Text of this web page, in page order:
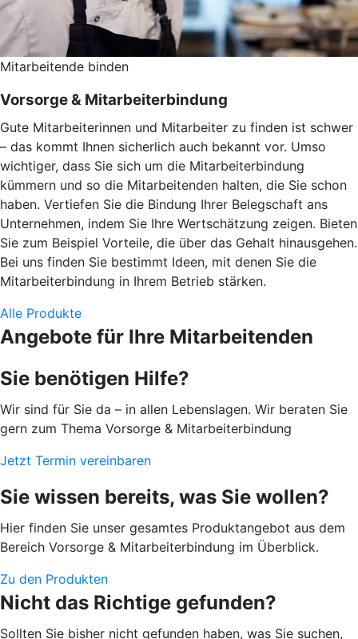
Mitarbeitende binden
Vorsorge & Mitarbeiterbindung
Gute Mitarbeiterinnen und Mitarbeiter zu finden ist schwer
– das kommt Ihnen sicherlich auch bekannt vor. Umso
wichtiger, dass Sie sich um die Mitarbeiterbindung
kümmern und so die Mitarbeitenden halten, die Sie schon
haben. Vertiefen Sie die Bindung Ihrer Belegschaft ans
Unternehmen, indem Sie Ihre Wertschätzung zeigen. Bieten
Sie zum Beispiel Vorteile, die über das Gehalt hinausgehen.
Bei uns finden Sie bestimmt Ideen, mit denen Sie die
Mitarbeiterbindung in Ihrem Betrieb stärken.
Alle Produkte
Angebote für Ihre Mitarbeitenden
Sie benötigen Hilfe?
Wir sind für Sie da – in allen Lebenslagen. Wir beraten Sie
gern zum Thema Vorsorge & Mitarbeiterbindung
Jetzt Termin vereinbaren
Sie wissen bereits, was Sie wollen?
Hier finden Sie unser gesamtes Produktangebot aus dem
Bereich Vorsorge & Mitarbeiterbindung im Überblick.
Zu den Produkten
Nicht das Richtige gefunden?
Sollten Sie bisher nicht gefunden haben, was Sie suchen,